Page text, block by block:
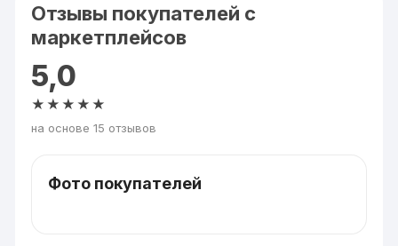
Отзывы покупателей с
маркетплейсов
5,0
★★★★★
на основе 15 отзывов
Фото покупателей